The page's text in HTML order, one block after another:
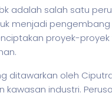
adalah salah satu
menjadi
proyek-
ditawarkan oleh
kawasan industri.